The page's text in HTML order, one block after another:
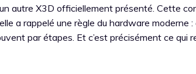
autre X3D officiellement présenté. Cette
a rappelé une règle du hardware moderne
par étapes. Et c’est précisément ce qui